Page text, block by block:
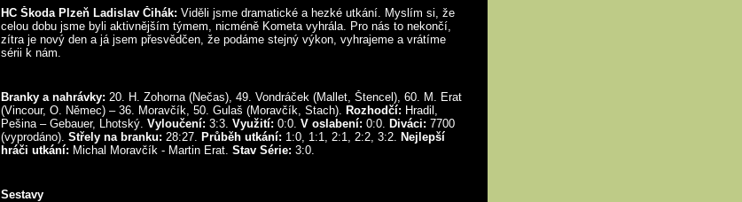
HC Škoda Plzeň Ladislav Čihák: Viděli jsme dramatické a hezké utkání. Myslím si, že
celou dobu jsme byli aktivnějším týmem, nicméně Kometa vyhrála. Pro nás to nekončí,
zítra je nový den a já jsem přesvědčen, že podáme stejný výkon, vyhrajeme a vrátíme
sérii k nám.
Branky a nahrávky: 20. H. Zohorna (Nečas), 49. Vondráček (Mallet, Štencel), 60. M. Erat
(Vincour, O. Němec) – 36. Moravčík, 50. Gulaš (Moravčík, Stach). Rozhodčí: Hradil,
Pešina – Gebauer, Lhotský. Vyloučení: 3:3. Využití: 0:0. V oslabení: 0:0. Diváci: 7700
(vyprodáno). Střely na branku: 28:27. Průběh utkání: 1:0, 1:1, 2:1, 2:2, 3:2. Nejlepší
hráči utkání: Michal Moravčík - Martin Erat. Stav Série: 3:0.
Sestavy